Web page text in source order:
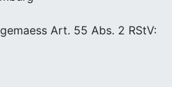
Art. 55 Abs. 2 RStV: